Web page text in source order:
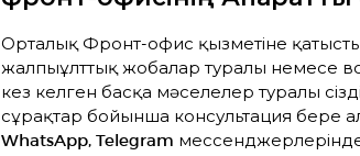
Турнир по
Open"
Орталық Фронт-офис қызметіне
жалпыұлттық жобалар туралы немесе
кез келген басқа мәселелер туралы
сұрақтар бойынша консультация бере
WhatsApp, Telegram